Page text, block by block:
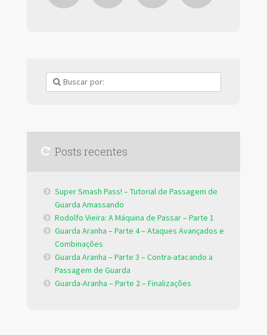
Posts recentes
Super Smash Pass! – Tutorial de Passagem de
Guarda Amassando
Rodolfo Vieira: A Máquina de Passar – Parte 1
Guarda Aranha – Parte 4 – Ataques Avançados e
Combinações
Guarda Aranha – Parte 3 – Contra-atacando a
Passagem de Guarda
Guarda-Aranha – Parte 2 – Finalizações